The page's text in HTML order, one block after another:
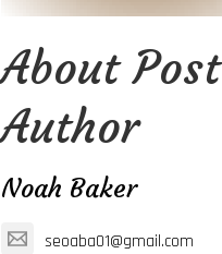
About Post
Author
Noah Baker
seoaba01@gmail.com